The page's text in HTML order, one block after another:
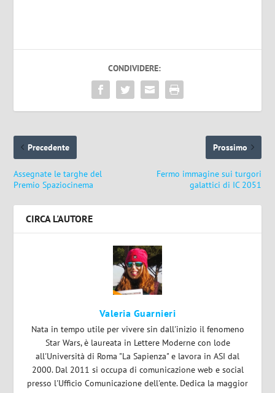
CONDIVIDERE:
Precedente
Assegnate le targhe del
Premio Spaziocinema
Prossimo
Fermo immagine sui turgori
galattici di IC 2051
CIRCA L'AUTORE
Valeria Guarnieri
Nata in tempo utile per vivere sin dall'inizio il fenomeno
Star Wars, è laureata in Lettere Moderne con lode
all'Università di Roma "La Sapienza" e lavora in ASI dal
2000. Dal 2011 si occupa di comunicazione web e social
presso l'Ufficio Comunicazione dell'ente. Dedica la maggior